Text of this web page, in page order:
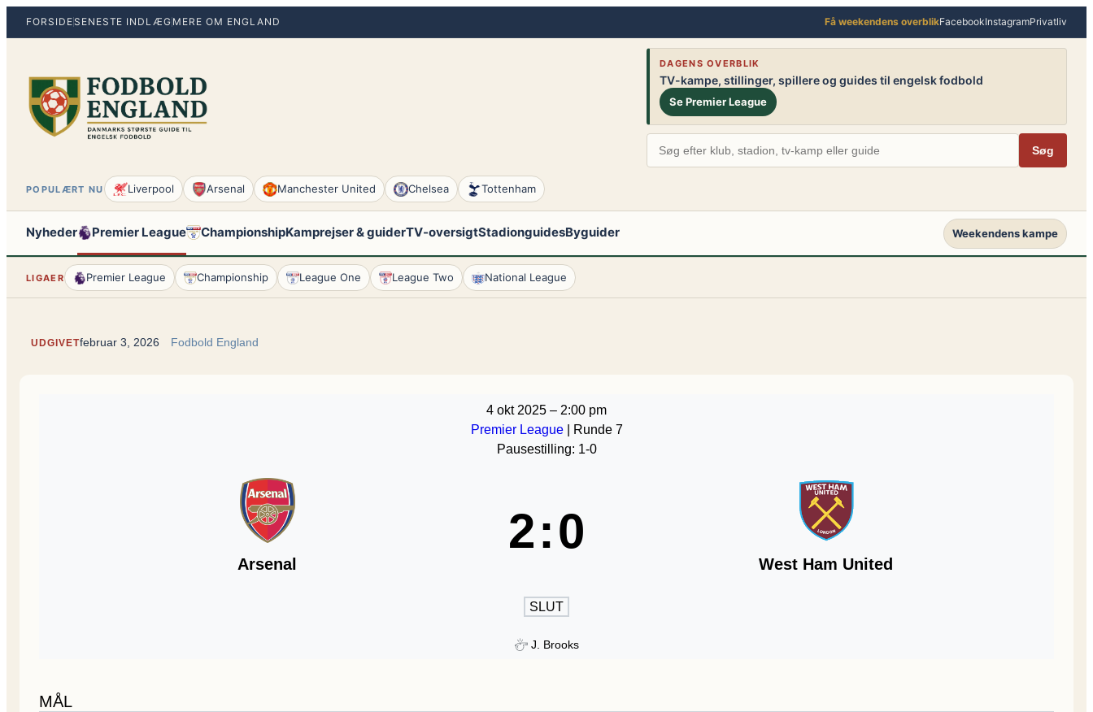
SpringFORSIDESENESTE INDLÆG MERE OM ENGLAND Få weekendens overblikFacebookInstagramPrivatliv
DAGENS OVERBLIK
TV-kampe, stillinger, spillere og guides til engelsk fodbold
Se Premier League
Søg
POPULÆRT NU Liverpool Arsenal Manchester United Chelsea Tottenham
Nyheder Premier League ChampionshipKamprejser & guiderTV-oversigtStadionguidesByguider Weekendens kampe
LIGAER Premier League Championship League One League Two National League
UDGIVETfebruar 3, 2026 Fodbold England
4 okt 2025 – 2:00 pm
Premier League
| Runde 7
Pausestilling: 1-0
Arsenal
2:0
West Ham United
SLUT
J. Brooks
MÅL